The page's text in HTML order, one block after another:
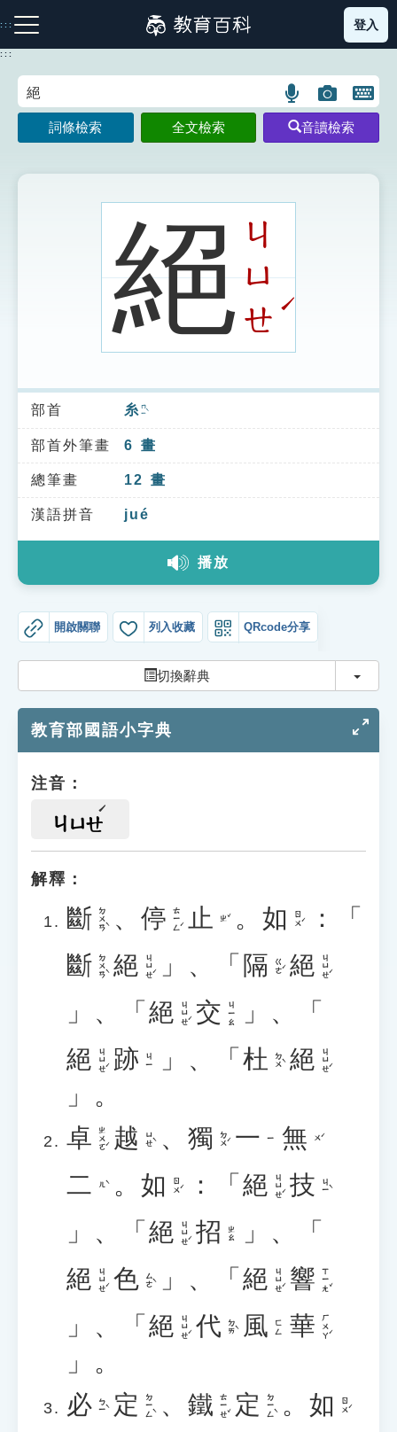
到
主
:::
注音索引圖示 筆畫索引圖示 部首索引表圖示
索引選單
知識索引
單字索引
生命大百科索引
教學應用
貓頭鷹博士
登入
:::
語
言
搜
示
圖
片
搜
開
鍵
圖
詞條檢索 全文檢索 音讀檢索
絕 ㄐ
ㄩ
ㄝ
ˊ
部首 糸 ㄇㄧˋ
部首外筆畫 6 畫
總筆畫 12 畫
漢語拼音 jué
播放
開啟關聯 列入收藏 QRcode分享
切換辭典 切換
教育部國語小字典
注音：
ㄐㄩㄝ
解釋：
斷 ㄉㄨㄢˋ 、 停 ㄊㄧㄥˊ 止 ㄓˇ 。 如 ㄖㄨˊ
：「
斷 ㄉㄨㄢˋ 絕 ㄐㄩㄝˊ 」、「 隔 ㄍㄜˊ 絕 ㄐㄩㄝˊ
」、「 絕 ㄐㄩㄝˊ 交 ㄐㄧㄠ
」、「
絕 ㄐㄩㄝˊ 跡 ㄐㄧ 」、「 杜 ㄉㄨˋ 絕 ㄐㄩㄝˊ
」。
卓 ㄓㄨㄛˊ 越 ㄩㄝˋ 、 獨 ㄉㄨˊ 一 ㄧ 無 ㄨˊ
二 ㄦˋ 。 如 ㄖㄨˊ ：「 絕 ㄐㄩㄝˊ 技 ㄐㄧˋ
」、「 絕 ㄐㄩㄝˊ 招 ㄓㄠ
」、「
絕 ㄐㄩㄝˊ 色 ㄙㄜˋ 」、「 絕 ㄐㄩㄝˊ 響 ㄒㄧㄤˇ
」、「 絕 ㄐㄩㄝˊ 代 ㄉㄞˋ 風 ㄈㄥ 華 ㄏㄨㄚˊ
」。
必 ㄅㄧˋ 定 ㄉㄧㄥˋ 、 鐵 ㄊㄧㄝˇ 定 ㄉㄧㄥˋ 。 如 ㄖㄨˊ